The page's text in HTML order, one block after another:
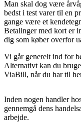
Man skal dog være
bedst i test varer til en
gange være et
Betalinger med kort er
dig som køber overfor
Vi går generelt ind for
Alternativt kan du
ViaBill, når du har til
Inden nogen handler
gennemgå dens
arbejde.